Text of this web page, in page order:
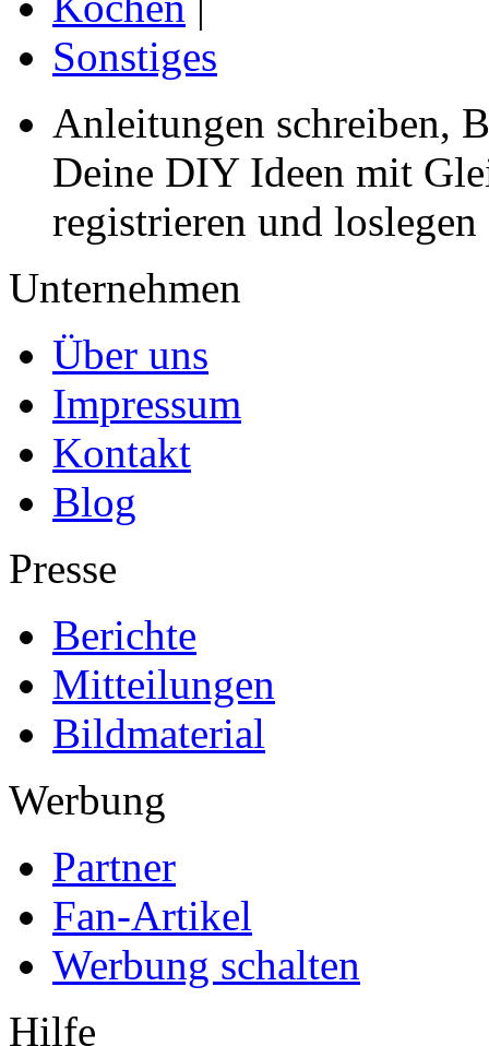
Sonstiges
Anleitungen schreiben,
Deine DIY Ideen mit
registrieren und loslegen
Unternehmen
Über uns
Impressum
Kontakt
Blog
Presse
Berichte
Mitteilungen
Bildmaterial
Werbung
Partner
Fan-Artikel
Werbung schalten
Hilfe